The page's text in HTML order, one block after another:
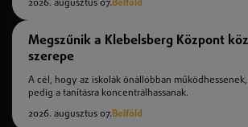
2026. augusztus 07.Belföld
Megszűnik a Klebelsberg Központ
szerepe
A cél, hogy az iskolák önállóbban
pedig a tanításra koncentrálhassanak.
2026. augusztus 07.Belföld